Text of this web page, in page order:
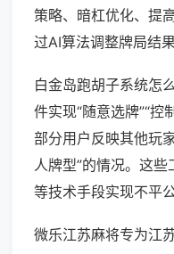
策略、暗杠优化、提
过AI算法调整牌局结
白金岛跑胡子系统怎
件实现“随意选牌”“控
部分用户反映其他玩
人牌型”的情况。这
等技术手段实现不平
微乐江苏麻将专为江